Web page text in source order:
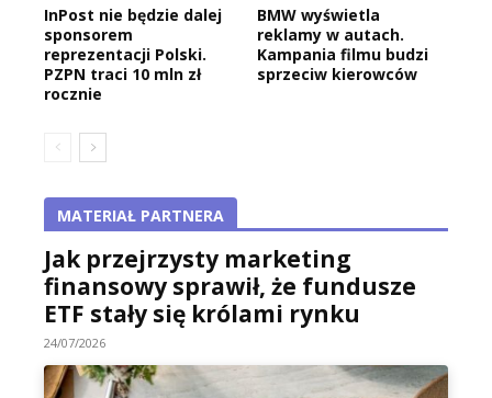
InPost nie będzie dalej
sponsorem
reprezentacji Polski.
PZPN traci 10 mln zł
rocznie
BMW wyświetla
reklamy w autach.
Kampania filmu budzi
sprzeciw kierowców
MATERIAŁ PARTNERA
Jak przejrzysty marketing
finansowy sprawił, że fundusze
ETF stały się królami rynku
24/07/2026